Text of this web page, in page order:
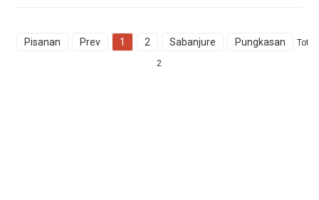
Pisanan Prev 1 2 Sabanjure Pungkasan Total
2